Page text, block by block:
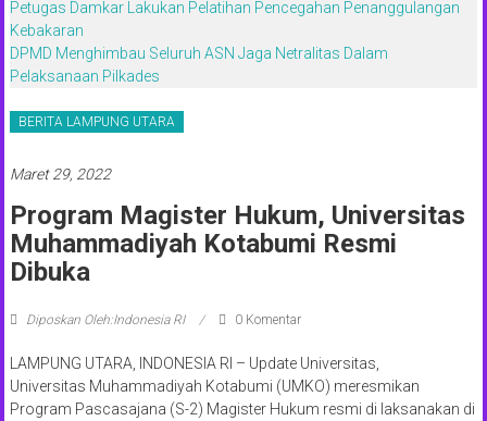
Petugas Damkar Lakukan Pelatihan Pencegahan Penanggulangan
Kebakaran
DPMD Menghimbau Seluruh ASN Jaga Netralitas Dalam
Pelaksanaan Pilkades
BERITA LAMPUNG UTARA
Maret 29, 2022
Program Magister Hukum, Universitas
Muhammadiyah Kotabumi Resmi
Dibuka
Diposkan Oleh:Indonesia RI 0 Komentar
LAMPUNG UTARA, INDONESIA RI – Update Universitas,
Universitas Muhammadiyah Kotabumi (UMKO) meresmikan
Program Pascasajana (S-2) Magister Hukum resmi di laksanakan di